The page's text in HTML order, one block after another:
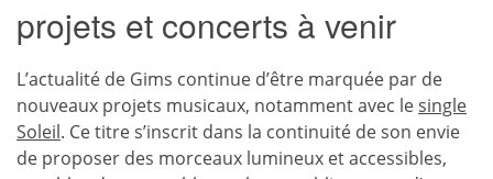
projets et concerts à venir
L’actualité de Gims continue d’être marquée par de
nouveaux projets musicaux, notamment avec lesingle
Soleil. Ce titre s’inscrit dans la continuité de son envie
de proposer des morceaux lumineux et accessibles,